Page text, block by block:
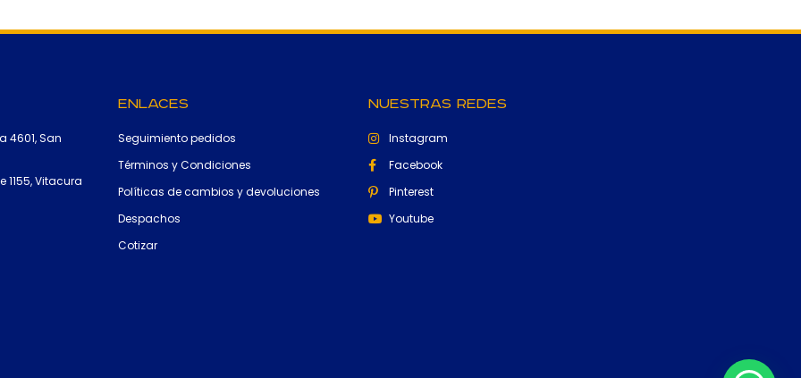
4601, San
1155, Vitacura
Enlaces
Seguimiento pedidos
Términos y Condiciones
Políticas de cambios y devoluciones
Despachos
Cotizar
Nuestras Redes
Instagram
Facebook
Pinterest
Youtube